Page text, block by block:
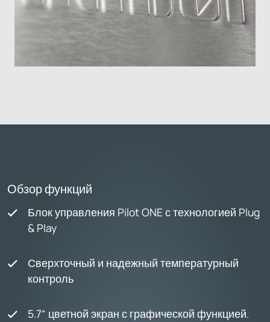
Обзор функций
Блок управления Pilot ONE с технологией Plug
& Play
Сверхточный и надежный температурный
контроль
5.7“ цветной экран с графической функцией.